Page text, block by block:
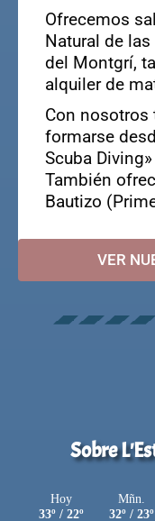
Ofrecemos
Natural de
del Montgrí,
alquiler de
Con
formarse
Scuba
También
Bautizo
VER
Sobre
Hoy
33º / 22º
Mñn.
32º / 23º